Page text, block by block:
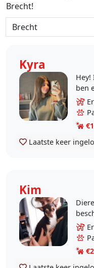
Brecht!
Kyra
Hey!
ben
als
Laatste keer
Kim
Ik